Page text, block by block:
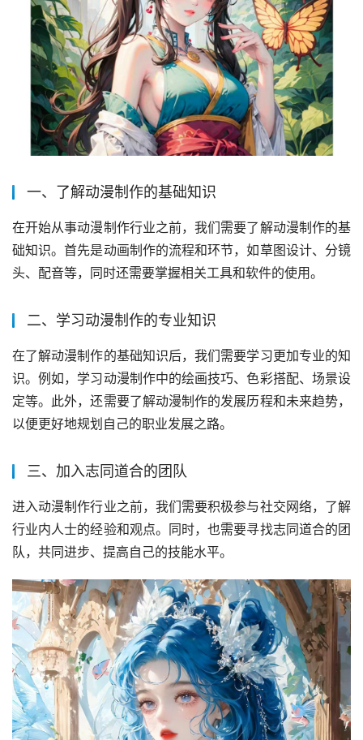
一、了解动漫制作的基础知识
在开始从事动漫制作行业之前，我们需要了解动漫制作的基
础知识。首先是动画制作的流程和环节，如草图设计、分镜
头、配音等，同时还需要掌握相关工具和软件的使用。
二、学习动漫制作的专业知识
在了解动漫制作的基础知识后，我们需要学习更加专业的知
识。例如，学习动漫制作中的绘画技巧、色彩搭配、场景设
定等。此外，还需要了解动漫制作的发展历程和未来趋势，
以便更好地规划自己的职业发展之路。
三、加入志同道合的团队
进入动漫制作行业之前，我们需要积极参与社交网络，了解
行业内人士的经验和观点。同时，也需要寻找志同道合的团
队，共同进步、提高自己的技能水平。